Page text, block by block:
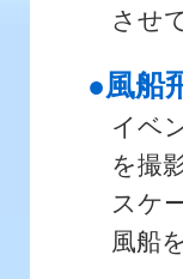
させ
●風船
イベ
を撮
スケ
風船